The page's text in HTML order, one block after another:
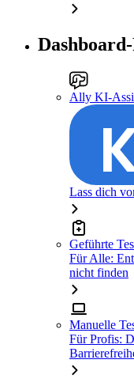
Ally KI-
Lass dich
Geführte
Für Alle:
nicht finden
Manuelle
Für Profis: